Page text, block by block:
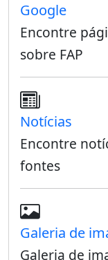
Google
Encontre
sobre FAP
Notícias
Encontre
fontes
Galeria de
Galeria de